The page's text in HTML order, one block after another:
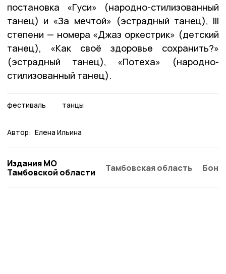
постановка «Гуси» (народно-стилизованный
танец) и «За мечтой» (эстрадный танец), III
степени — номера «Джаз оркестрик» (детский
танец), «Как своё здоровье сохранить?»
(эстрадный танец), «Потеха» (народно-
стилизованный танец).
фестиваль танцы
Автор: Елена Ильина
Издания МО
Тамбовской области
Тамбовская область